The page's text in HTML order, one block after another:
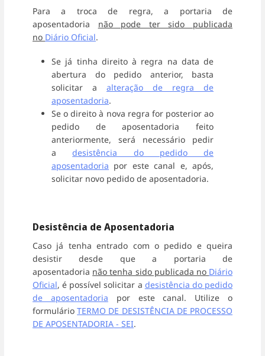
Para a troca de regra, a portaria de
aposentadoria não pode ter sido publicada
no Diário Oficial.
Se já tinha direito à regra na data de
abertura do pedido anterior, basta
solicitar a alteração de regra de
aposentadoria.
Se o direito à nova regra for posterior ao
pedido de aposentadoria feito
anteriormente, será necessário pedir
adesistência do pedido de
aposentadoria por este canal e, após,
solicitar novo pedido de aposentadoria.
Desistência de Aposentadoria
Caso já tenha entrado com o pedido e queira
desistir desde que a portaria de
aposentadoria não tenha sido publicada no Diário
Oficial, é possível solicitar a desistência do pedido
de aposentadoria por este canal. Utilize o
formulárioTERMO DE DESISTÊNCIA DE PROCESSO
DE APOSENTADORIA - SEI.